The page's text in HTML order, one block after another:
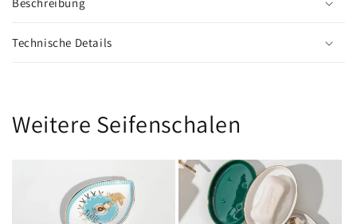
Technische Details
Weitere Seifenschalen